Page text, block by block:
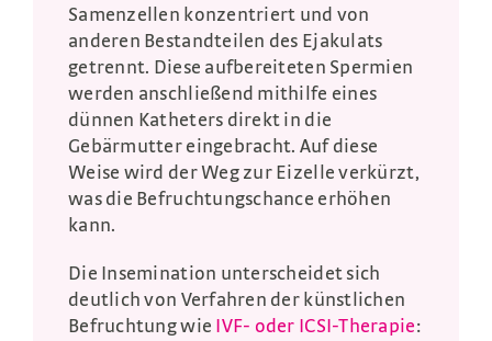
Samenzellen konzentriert und von
anderen Bestandteilen des Ejakulats
getrennt. Diese aufbereiteten Spermien
werden anschließend mithilfe eines
dünnen Katheters direkt in die
Gebärmutter eingebracht. Auf diese
Weise wird der Weg zur Eizelle verkürzt,
was die Befruchtungschance erhöhen
kann.
Die Insemination unterscheidet sich
deutlich von Verfahren der künstlichen
Befruchtung wie IVF- oder ICSI-Therapie: